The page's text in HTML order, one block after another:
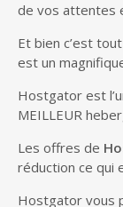
de vos attentes
Et bien c’est
est un
Hostgator est
MEILLEUR
Les offres de
réduction ce qui
Hostgator vous